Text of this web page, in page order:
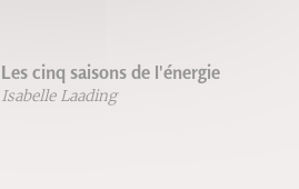
Les cinq saisons de l'énergie
Isabelle Laading